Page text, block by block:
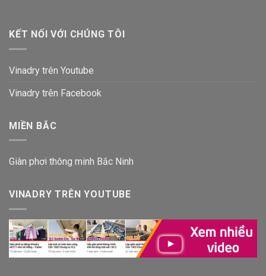
KẾT NỐI VỚI CHÚNG TÔI
Vinadry trên Youtube
Vinadry trên Facebook
MIỀN BẮC
Giàn phơi thông minh Bắc Ninh
VINADRY TRÊN YOUTUBE